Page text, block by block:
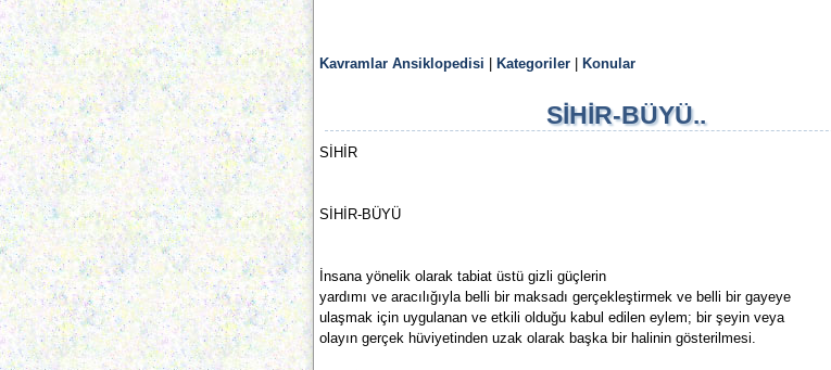
Kavramlar Ansiklopedisi Kategoriler Konular
SİHİR-BÜYÜ..
SİHİR
SİHİR-BÜYÜ
İnsana yönelik olarak tabiat üstü gizli güçlerin
yardımı ve aracılığıyla belli bir maksadı gerçekleştirmek ve belli bir gayeye
ulaşmak için uygulanan ve etkili olduğu kabul edilen eylem; bir şeyin veya
olayın gerçek hüviyetinden uzak olarak başka bir halinin gösterilmesi.